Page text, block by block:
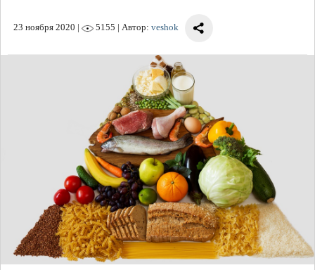
23 ноября 2020 | 5155 | Автор: veshok